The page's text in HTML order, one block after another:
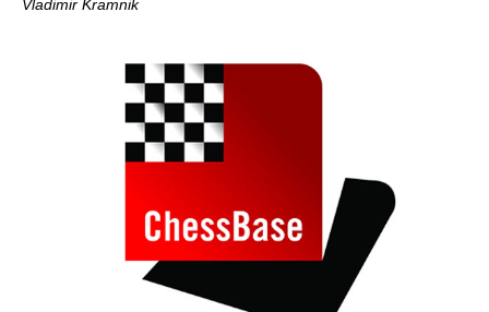
Vladimir Kramnik